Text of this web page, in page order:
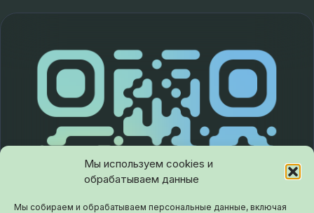
Мы используем cookies и
обрабатываем данные
Мы собираем и обрабатываем персональные данные, включая